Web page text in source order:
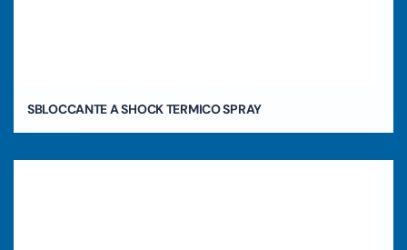
SBLOCCANTE A SHOCK TERMICO SPRAY